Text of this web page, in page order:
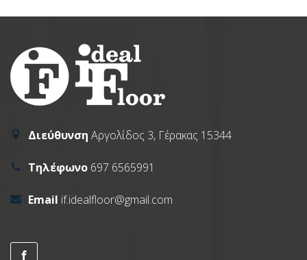
Διεύθυνση Αργολίδος 3, Γέρακας 15344
Τηλέφωνο 697 6565991
Email if.idealfloor@gmail.com